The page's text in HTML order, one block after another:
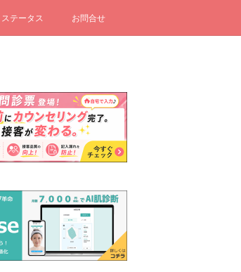
ステータス お問合せ